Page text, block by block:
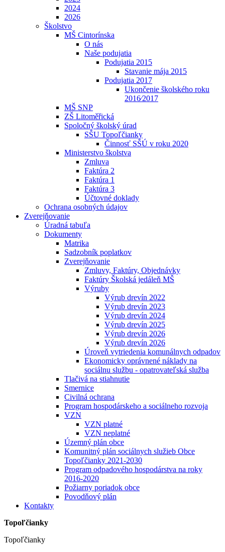
2024
2026
Školstvo
MŠ Cintorínska
O nás
Naše podujatia
Podujatia 2015
Stavanie mája 2015
Podujatia 2017
Ukončenie školského roku
2016⁄2017
MŠ SNP
ZŠ Litoměřická
Spoločný školský úrad
SŠU Topoľčianky
Činnosť SŠÚ v roku 2020
Ministerstvo školstva
Zmluva
Faktúra 2
Faktúra 1
Faktúra 3
Účtovné doklady
Ochrana osobných údajov
Zverejňovanie
Úradná tabuľa
Dokumenty
Matrika
Sadzobník poplatkov
Zverejňovanie
Zmluvy, Faktúry, Objednávky
Faktúry Školská jedáleň MŠ
Výruby
Výrub drevín 2022
Výrub drevín 2023
Výrub drevín 2024
Výrub drevín 2025
Výrub drevín 2026
Výrub drevín 2026
Úroveň vytriedenia komunálnych odpadov
Ekonomicky oprávnené náklady na
sociálnu službu - opatrovateľská služba
Tlačivá na stiahnutie
Smernice
Civilná ochrana
Program hospodárskeho a sociálneho rozvoja
VZN
VZN platné
VZN neplatné
Územný plán obce
Komunitný plán sociálnych služieb Obce
Topoľčianky 2021-2030
Program odpadového hospodárstva na roky
2016-2020
Požiarny poriadok obce
Povodňový plán
Kontakty
Topoľčianky
Topoľčianky